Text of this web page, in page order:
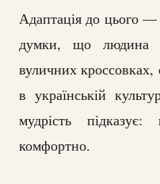
Адаптація до цього
думки, що людина
вуличних кроссовках,
в українській
мудрість
комфортно.